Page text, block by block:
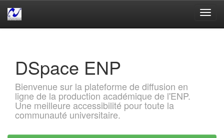
DSpace ENP
Bienvenue sur la plateforme de diffusion en
ligne de la production académique de l'ENP.
Une meilleure accessibilité pour toute la
communauté universitaire.